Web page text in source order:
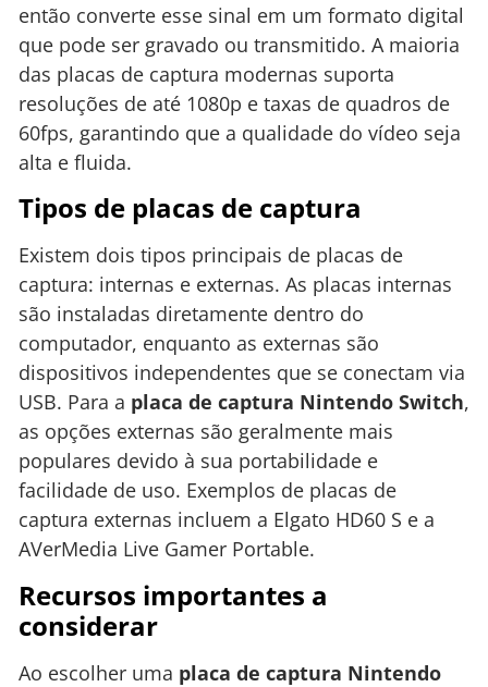
então converte esse sinal em um formato digital
que pode ser gravado ou transmitido. A maioria
das placas de captura modernas suporta
resoluções de até 1080p e taxas de quadros de
60fps, garantindo que a qualidade do vídeo seja
alta e fluida.
Tipos de placas de captura
Existem dois tipos principais de placas de
captura: internas e externas. As placas internas
são instaladas diretamente dentro do
computador, enquanto as externas são
dispositivos independentes que se conectam via
USB. Para a placa de captura Nintendo Switch,
as opções externas são geralmente mais
populares devido à sua portabilidade e
facilidade de uso. Exemplos de placas de
captura externas incluem a Elgato HD60 S e a
AVerMedia Live Gamer Portable.
Recursos importantes a
considerar
Ao escolher uma placa de captura Nintendo